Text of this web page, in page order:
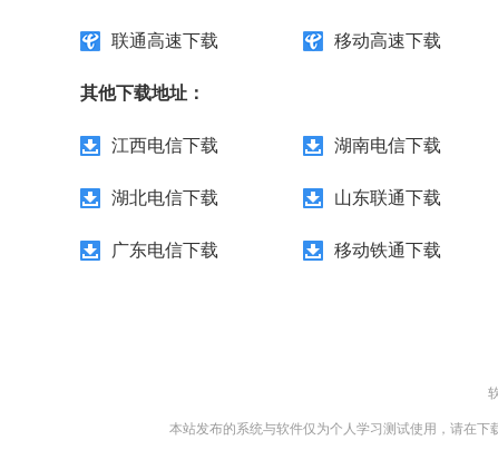
联通高速下载 移动高速下载
其他下载地址：
江西电信下载 湖南电信下载
湖北电信下载 山东联通下载
广东电信下载 移动铁通下载
本站发布的系统与软件仅为个人学习测试使用，请在